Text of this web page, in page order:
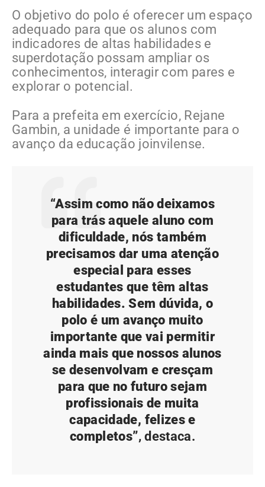
O objetivo do polo é oferecer um espaço
adequado para que os alunos com
indicadores de altas habilidades e
superdotação possam ampliar os
conhecimentos, interagir com pares e
explorar o potencial.
Para a prefeita em exercício, Rejane
Gambin, a unidade é importante para o
avanço da educação joinvilense.
“Assim como não deixamos
para trás aquele aluno com
dificuldade, nós também
precisamos dar uma atenção
especial para esses
estudantes que têm altas
habilidades. Sem dúvida, o
polo é um avanço muito
importante que vai permitir
ainda mais que nossos alunos
se desenvolvam e cresçam
para que no futuro sejam
profissionais de muita
capacidade, felizes e
completos”, destaca.